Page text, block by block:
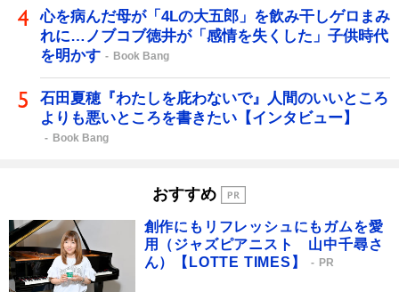
心を病んだ母が「4Lの大五郎」を飲み干しゲロまみ
れに…ノブコブ徳井が「感情を失くした」子供時代
を明かす
Book Bang
石田夏穂『わたしを庇わないで』人間のいいところ
よりも悪いところを書きたい【インタビュー】
Book Bang
おすすめ
創作にもリフレッシュにもガムを愛
用（ジャズピアニスト 山中千尋さ
ん）【LOTTE TIMES】
PR